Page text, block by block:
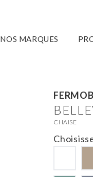
NOS MARQUES
FERMOB
CHAISE